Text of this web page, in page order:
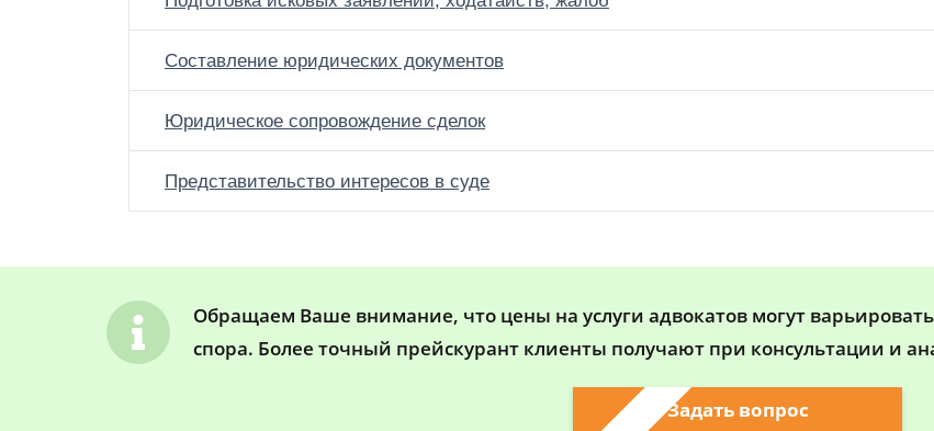
Составление юридических документов
Юридическое сопровождение сделок
Представительство интересов в суде
Обращаем Ваше внимание, что цены на услуги адвокатов могут
спора. Более точный прейскурант клиенты получают при консультации и
Задать вопрос